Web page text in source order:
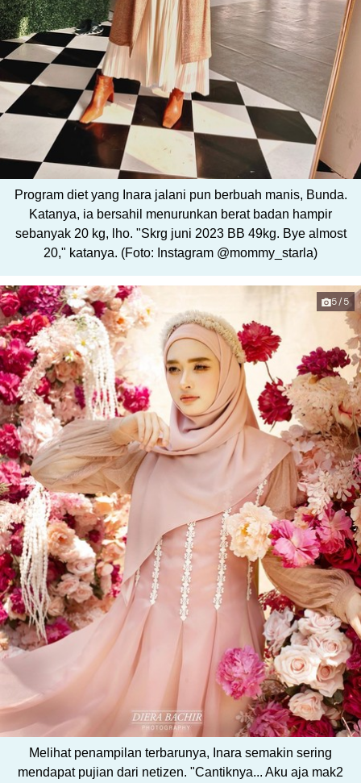
Program diet yang Inara jalani pun berbuah manis, Bunda.
Katanya, ia bersahil menurunkan berat badan hampir
sebanyak 20 kg, lho. "Skrg juni 2023 BB 49kg. Bye almost
20," katanya. (Foto: Instagram @mommy_starla)
5/5
Melihat penampilan terbarunya, Inara semakin sering
mendapat pujian dari netizen. "Cantiknya... Aku aja mak2